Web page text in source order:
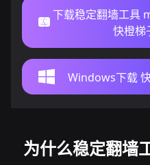
下载稳定翻墙工具
快橙梯
Windows下载
为什么稳定翻墙